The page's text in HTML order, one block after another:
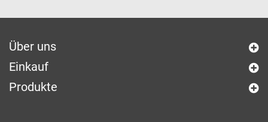
Über uns
Einkauf
Produkte